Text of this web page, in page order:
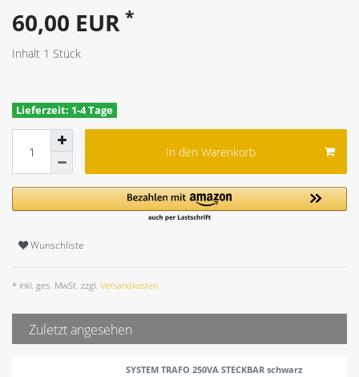
60,00 EUR *
Inhalt 1 Stück
Lieferzeit: 1-4 Tage
In den Warenkorb
Wunschliste
* inkl. ges. MwSt. zzgl. Versandkosten
Zuletzt angesehen
SYSTEM TRAFO 250VA STECKBAR schwarz